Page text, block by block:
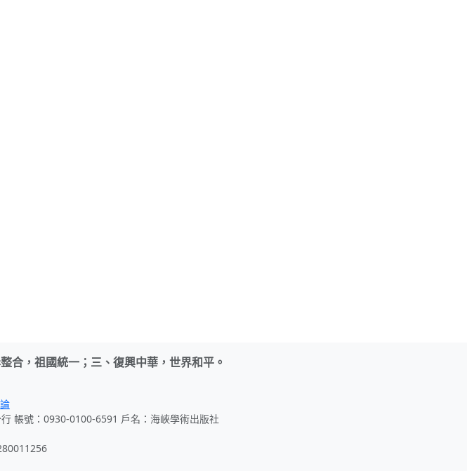
合，祖國統一；三、復興中華，世界和平。
帳號：0930-0100-6591 戶名：海峽學術出版社